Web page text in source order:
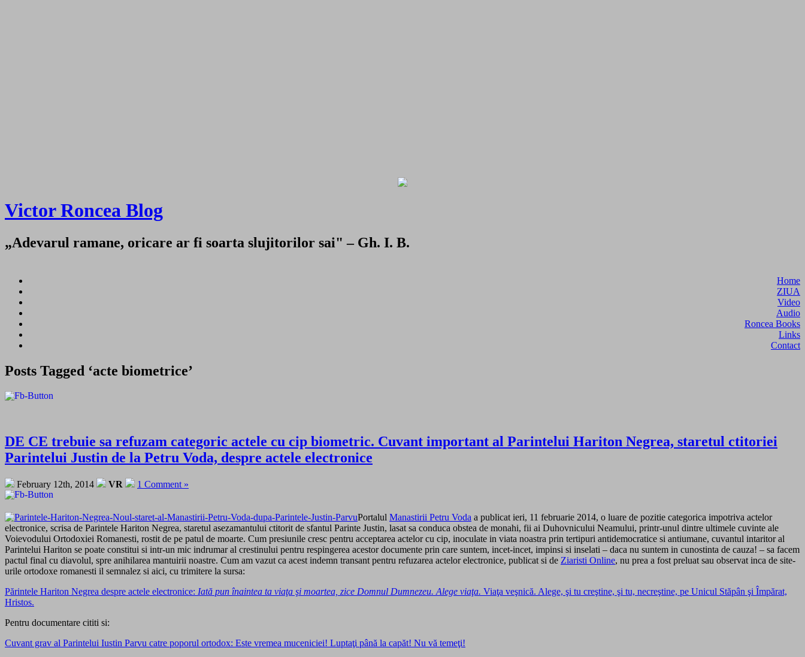
Victor Roncea Blog
„Adevarul ramane, oricare ar fi soarta slujitorilor sai" – Gh. I. B.
Home
ZIUA
Video
Audio
Roncea Books
Links
Contact
Posts Tagged ‘acte biometrice’
DE CE trebuie sa refuzam categoric actele cu cip biometric. Cuvant important al Parintelui Hariton Negrea, staretul ctitoriei
Parintelui Justin de la Petru Voda, despre actele electronice
February 12th, 2014 VR 1 Comment »
Portalul Manastirii Petru Voda a publicat ieri, 11 februarie 2014, o luare de pozitie categorica impotriva actelor
electronice, scrisa de Parintele Hariton Negrea, staretul asezamantului ctitorit de sfantul Parinte Justin, lasat sa conduca obstea de monahi, fii ai Duhovnicului Neamului, printr-unul dintre ultimele cuvinte ale
Voievodului Ortodoxiei Romanesti, rostit de pe patul de moarte. Cum presiunile cresc pentru acceptarea actelor cu cip, inoculate in viata noastra prin tertipuri antidemocratice si antiumane, cuvantul intaritor al
Parintelui Hariton se poate constitui si intr-un mic indrumar al crestinului pentru respingerea acestor documente prin care suntem, incet-incet, impinsi si inselati – daca nu suntem in cunostinta de cauza! – sa facem
pactul final cu diavolul, spre anihilarea mantuirii noastre. Cum am vazut ca acest indemn transant pentru refuzarea actelor electronice, publicat si de Ziaristi Online, nu prea a fost preluat sau observat inca de site-
urile ortodoxe romanesti il semnalez si aici, cu trimitere la sursa:
Părintele Hariton Negrea despre actele electronice: Iată pun înaintea ta viaţa şi moartea, zice Domnul Dumnezeu. Alege viaţa. Viaţa veşnică. Alege, şi tu creştine, şi tu, necreştine, pe Unicul Stăpân şi Împărat,
Hristos.
Pentru documentare cititi si:
Cuvant grav al Parintelui Iustin Parvu catre poporul ortodox: Este vremea muceniciei! Luptaţi până la capăt! Nu vă temeţi!